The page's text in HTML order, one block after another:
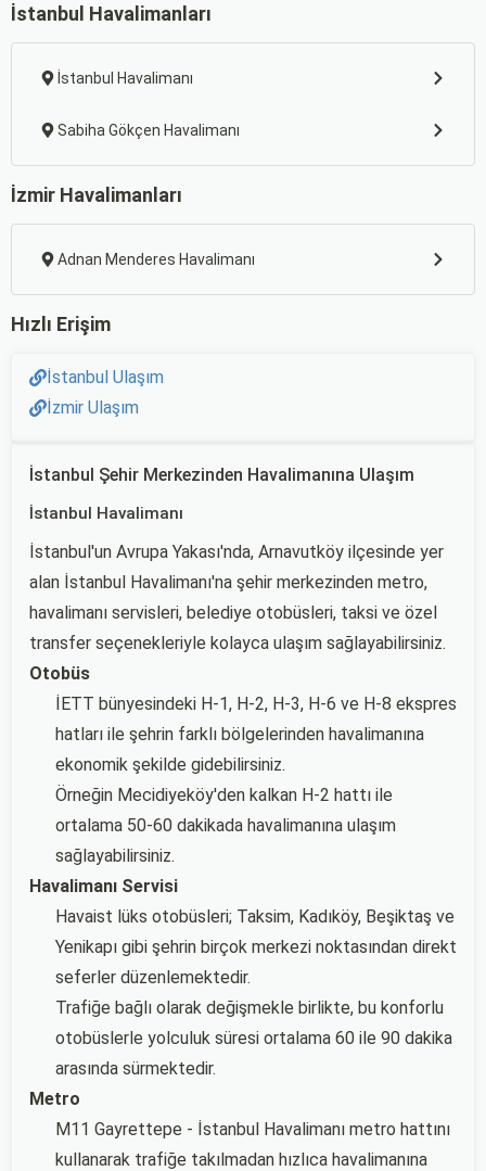
İstanbul Havalimanları
İstanbul Havalimanı
Sabiha Gökçen Havalimanı
İzmir Havalimanları
Adnan Menderes Havalimanı
Hızlı Erişim
İstanbul Ulaşım
İzmir Ulaşım
İstanbul Şehir Merkezinden Havalimanına Ulaşım
İstanbul Havalimanı
İstanbul'un Avrupa Yakası'nda, Arnavutköy ilçesinde yer
alan İstanbul Havalimanı'na şehir merkezinden metro,
havalimanı servisleri, belediye otobüsleri, taksi ve özel
transfer seçenekleriyle kolayca ulaşım sağlayabilirsiniz.
Otobüs
İETT bünyesindeki H-1, H-2, H-3, H-6 ve H-8 ekspres
hatları ile şehrin farklı bölgelerinden havalimanına
ekonomik şekilde gidebilirsiniz.
Örneğin Mecidiyeköy'den kalkan H-2 hattı ile
ortalama 50-60 dakikada havalimanına ulaşım
sağlayabilirsiniz.
Havalimanı Servisi
Havaist lüks otobüsleri; Taksim, Kadıköy, Beşiktaş ve
Yenikapı gibi şehrin birçok merkezi noktasından direkt
seferler düzenlemektedir.
Trafiğe bağlı olarak değişmekle birlikte, bu konforlu
otobüslerle yolculuk süresi ortalama 60 ile 90 dakika
arasında sürmektedir.
Metro
M11 Gayrettepe - İstanbul Havalimanı metro hattını
kullanarak trafiğe takılmadan hızlıca havalimanına